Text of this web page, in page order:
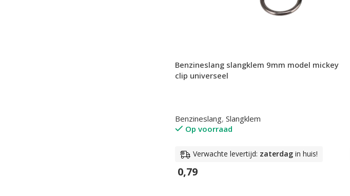
Benzineslang slangklem 9mm model mickey
clip universeel
Benzineslang, Slangklem
Op voorraad
Verwachte levertijd: zaterdag in huis!
0,79